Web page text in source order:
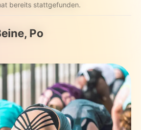
bereits stattgefunden.
Po